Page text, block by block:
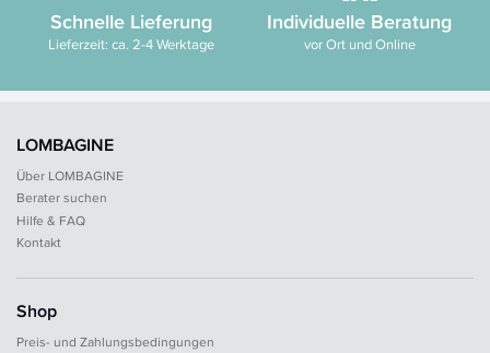
Schnelle Lieferung
Lieferzeit: ca. 2-4 Werktage
Individuelle Beratung
vor Ort und Online
LOMBAGINE
Über LOMBAGINE
Berater suchen
Hilfe & FAQ
Kontakt
Shop
Preis- und Zahlungsbedingungen